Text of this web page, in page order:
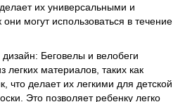
их универсальными и
могут использоваться в течение
Беговелы и велобеги
легких материалов, таких как
что делает их легкими для детской
Это позволяет ребенку легко